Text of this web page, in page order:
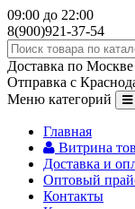
09:00 до 22:00
8(900)921-37-54
Доставка по
Отправка с
Меню категорий
Главная
Витрина
Доставка и
Оптовый
Контакты